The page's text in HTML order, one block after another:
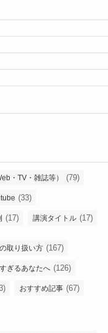
・TV・雑誌等） (79)
(33)
(17) 講演タイトル (17)
取り扱い方 (167)
ぎるあなたへ (126)
おすすめ記事 (67)